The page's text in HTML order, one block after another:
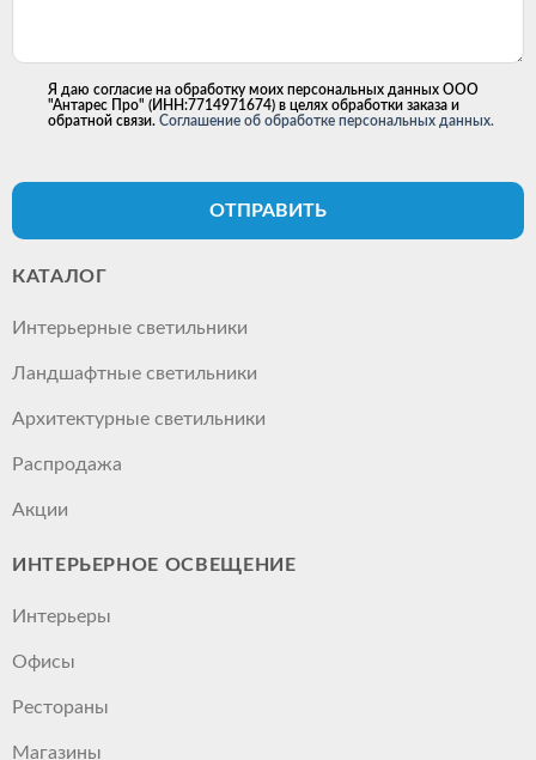
Я даю согласие на обработку моих персональных данных ООО
"Антарес Про" (ИНН:7714971674) в целях обработки заказа и
обратной связи. Соглашение об обработке персональных данных.
ОТПРАВИТЬ
КАТАЛОГ
Интерьерные светильники
Ландшафтные светильники
Архитектурные светильники
Распродажа
Акции
ИНТЕРЬЕРНОЕ ОСВЕЩЕНИЕ
Интерьеры
Офисы
Рестораны
Магазины